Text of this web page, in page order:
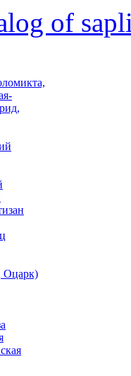
of
Оцарк)